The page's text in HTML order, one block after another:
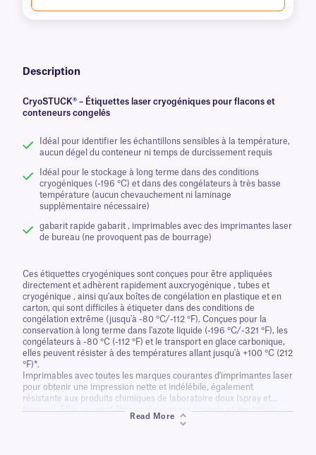
Description
CryoSTUCK® – Étiquettes laser cryogéniques pour flacons et
conteneurs congelés
Idéal pour identifier les échantillons sensibles à la température,
aucun dégel du conteneur ni temps de durcissement requis
Idéal pour le stockage à long terme dans des conditions
cryogéniques (-196 °C) et dans des congélateurs à très basse
température (aucun chevauchement ni laminage
supplémentaire nécessaire)
gabarit rapide gabarit , imprimables avec des imprimantes laser
de bureau (ne provoquent pas de bourrage)
Ces étiquettes cryogéniques sont conçues pour être appliquées
directement et adhèrent rapidement auxcryogénique , tubes et
cryogénique , ainsi qu'aux boîtes de congélation en plastique et en
carton, qui sont difficiles à étiqueter dans des conditions de
congélation extrême (jusqu'à -80 °C/-112 °F). Conçues pour la
conservation à long terme dans l'azote liquide (-196 °C/-321 °F), les
congélateurs à -80 °C (-112 °F) et le transport en glace carbonique,
elles peuvent résister à des températures allant jusqu'à +100 °C (212
°F)*.
Imprimables avec toutes les marques courantes d'imprimantes laser
pour obtenir une impression nette et indélébile, également
résistante aux produits chimiques de laboratoire doux (spray et
tampon). Elles peuvent être appliquées sur congelé et des tubes
congelé sans chevauchement et peuvent également être annotées à
Read More